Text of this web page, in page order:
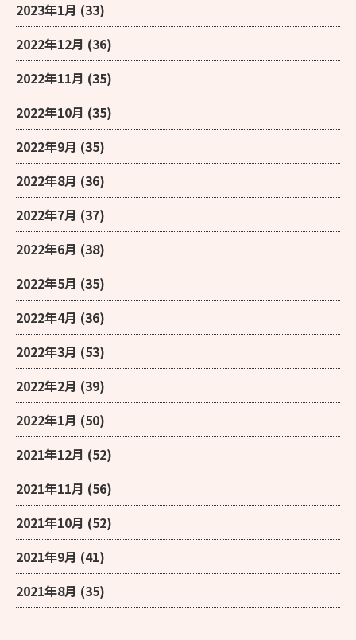
2023年1月 (33)
2022年12月 (36)
2022年11月 (35)
2022年10月 (35)
2022年9月 (35)
2022年8月 (36)
2022年7月 (37)
2022年6月 (38)
2022年5月 (35)
2022年4月 (36)
2022年3月 (53)
2022年2月 (39)
2022年1月 (50)
2021年12月 (52)
2021年11月 (56)
2021年10月 (52)
2021年9月 (41)
2021年8月 (35)